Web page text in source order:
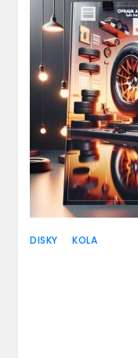
DISKY KOLA